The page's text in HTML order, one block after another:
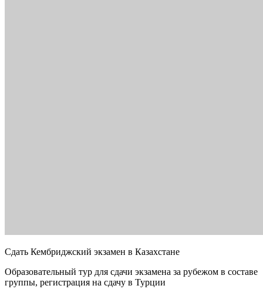
Сдать Кембриджский экзамен в Казахстане
Образовательный тур для сдачи экзамена за рубежом в составе
группы, регистрация на сдачу в Турции